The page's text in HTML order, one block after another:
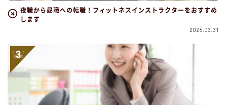
夜職から昼職への転職！フィットネスインストラクターをおすすめ
します
2026.03.31